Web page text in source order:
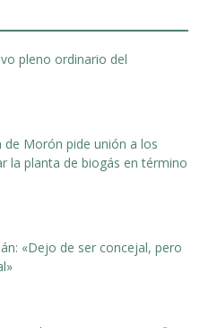
pleno ordinario del
Morón pide unión a los
la planta de biogás en término
«Dejo de ser concejal, pero